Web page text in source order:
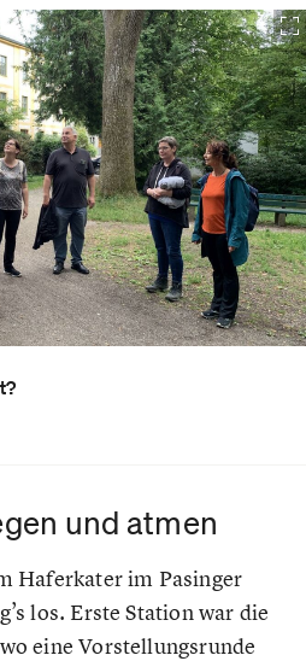
und atmen
Haferkater im Pasinger
los. Erste Station war die
eine Vorstellungsrunde